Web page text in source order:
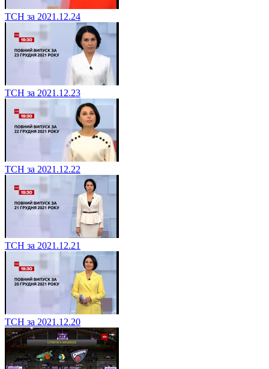
ТСН за 2021.12.24
ТСН за 2021.12.23
ТСН за 2021.12.22
ТСН за 2021.12.21
ТСН за 2021.12.20